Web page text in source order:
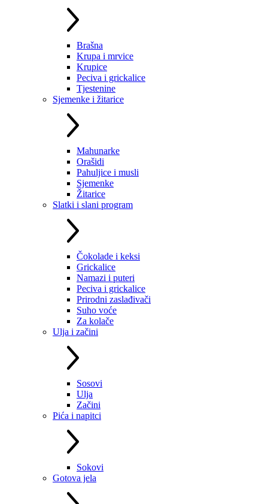
Brašna
Krupa i mrvice
Krupice
Peciva i grickalice
Tjestenine
Sjemenke i žitarice
Mahunarke
Orašidi
Pahuljice i musli
Sjemenke
Žitarice
Slatki i slani program
Čokolade i keksi
Grickalice
Namazi i puteri
Peciva i grickalice
Prirodni zaslađivači
Suho voće
Za kolače
Ulja i začini
Sosovi
Ulja
Začini
Pića i napitci
Sokovi
Gotova jela